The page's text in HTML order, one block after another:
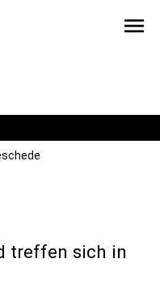
menu
treffen sich in